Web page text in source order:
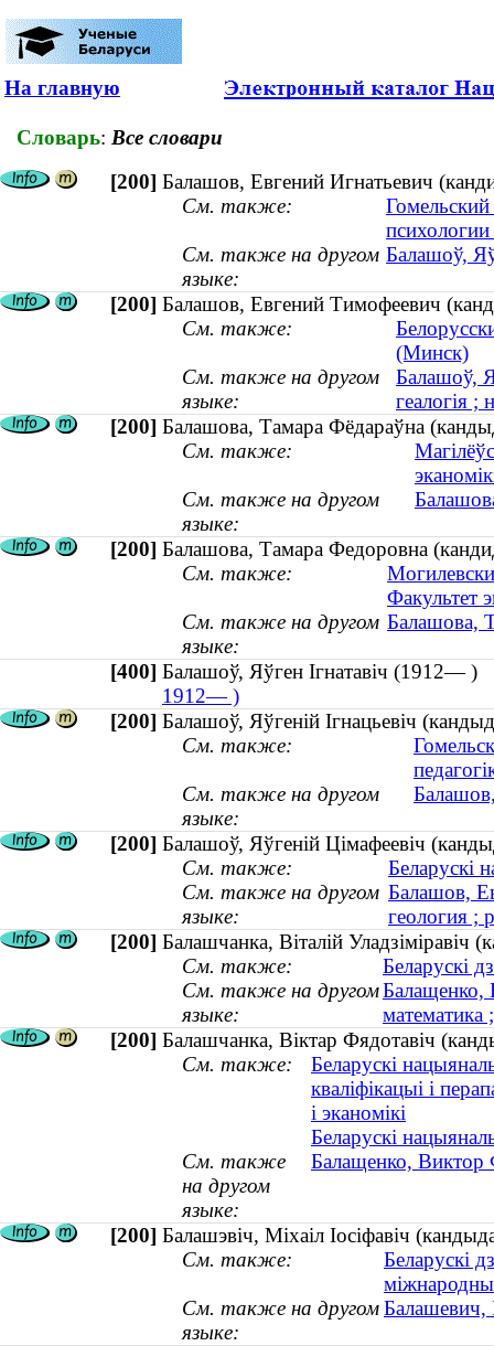
На главную
Словарь: Все словари
[200] Балашов, Евгений Игнатьевич
См. также:
См. также на другом
языке:
Балашоў,
[200] Балашов, Евгений Тимофеевич
См. также:
(Минск)
См. также на другом
языке:
Балашоў,
геалогія ;
[200] Балашова, Тамара Фёдараўна
См. также:
См. также на другом
языке:
[200] Балашова, Тамара Федоровна
См. также:
Факультет
См. также на другом
языке:
Балашова,
[400] Балашоў, Яўген Ігнатавіч (1912—
1912— )
[200] Балашоў, Яўгеній Ігнацьевіч
См. также:
См. также на другом
языке:
[200] Балашоў, Яўгеній Цімафеевіч
См. также:
Беларускі
См. также на другом
языке:
Балашов,
геология ;
[200] Балашчанка, Вiталiй Уладзiмiравiч
См. также:
Беларускі
См. также на другом
языке:
Балащенко,
математика
[200] Балашчанка, Віктар Фядотавіч
См. также:
Беларускі
кваліфікацыі і
і эканомікі
Беларускі
См. также
на другом
языке:
Балащенко, Виктор
[200] Балашэвіч, Міхаіл Іосіфавіч
См. также:
Беларускі
См. также на другом
языке:
Балашевич,